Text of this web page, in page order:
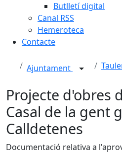
Butlletí digital
Canal RSS
Hemeroteca
Contacte
Ajuntament
Projecte d'obres
Casal de la gent
Calldetenes
Documentació relativa a